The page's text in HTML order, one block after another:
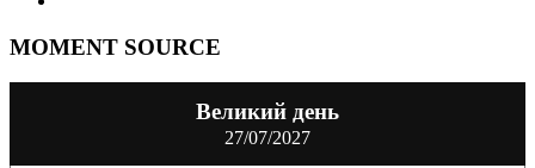
MOMENT SOURCE
Великий день
27/07/2027